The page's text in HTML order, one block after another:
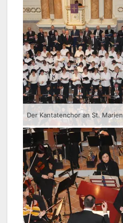
Der Kantatenchor an St. Marien